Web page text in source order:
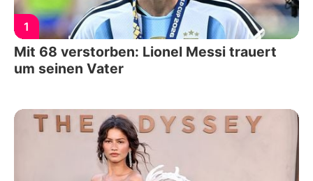
1
Mit 68 verstorben: Lionel Messi trauert
um seinen Vater